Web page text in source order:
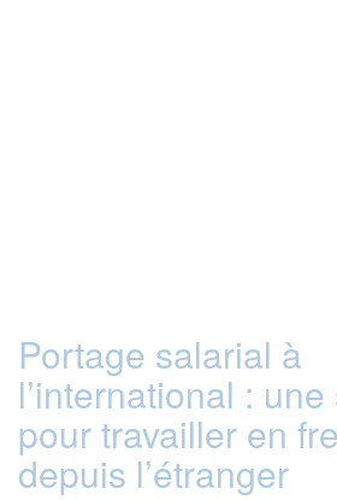
Portage salarial à
l’international :
pour travailler en
depuis l’étranger